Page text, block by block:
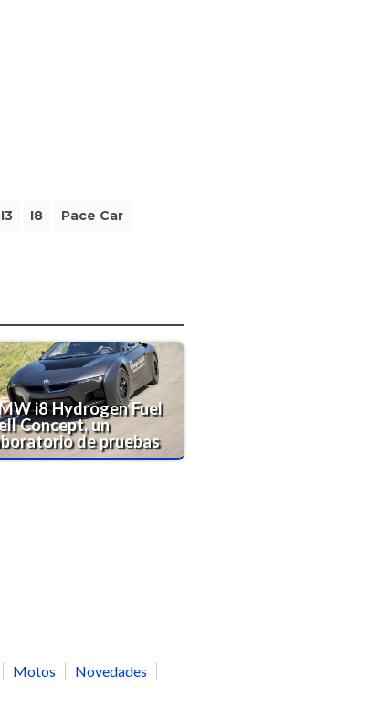
I3 I8 Pace Car
i8 Hydrogen Fuel
Concept, un
de pruebas
Motos
Novedades